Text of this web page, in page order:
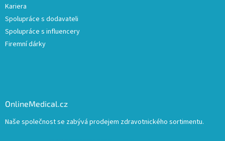
Kariera
Spolupráce s dodavateli
Spolupráce s influencery
Firemní dárky
OnlineMedical.cz
Naše společnost se zabývá prodejem zdravotnického sortimentu.